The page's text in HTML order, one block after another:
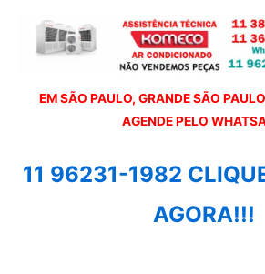
EM SÃO PAULO, GRANDE SÃO
AGENDE PELO
11 96231-1982
AGORA!!!